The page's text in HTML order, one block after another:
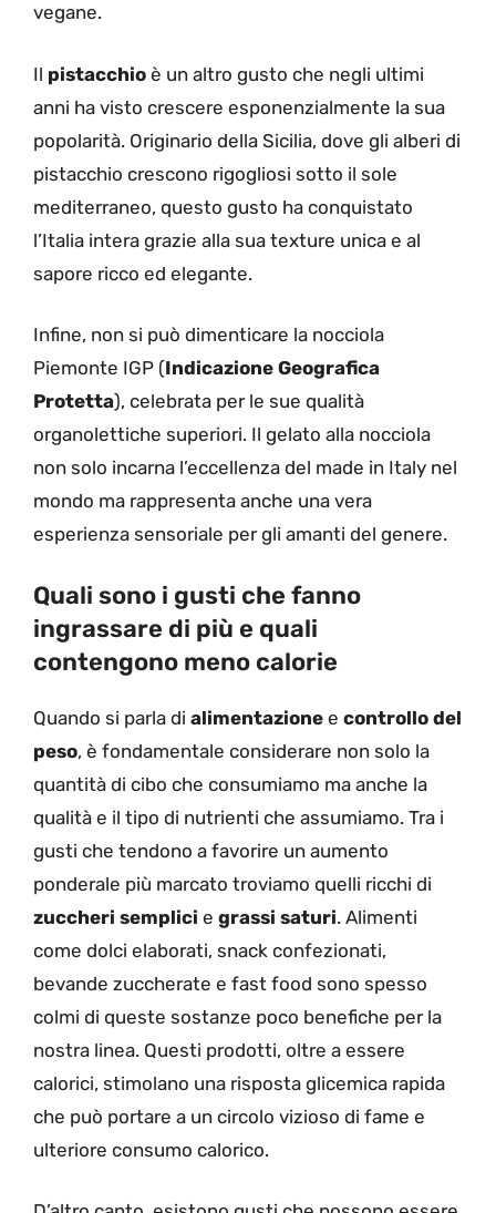
vegane.
Il pistacchio è un altro gusto che negli ultimi
anni ha visto crescere esponenzialmente la sua
popolarità. Originario della Sicilia, dove gli alberi di
pistacchio crescono rigogliosi sotto il sole
mediterraneo, questo gusto ha conquistato
l’Italia intera grazie alla sua texture unica e al
sapore ricco ed elegante.
Infine, non si può dimenticare la nocciola
Piemonte IGP (Indicazione Geografica
Protetta), celebrata per le sue qualità
organolettiche superiori. Il gelato alla nocciola
non solo incarna l’eccellenza del made in Italy nel
mondo ma rappresenta anche una vera
esperienza sensoriale per gli amanti del genere.
Quali sono i gusti che fanno
ingrassare di più e quali
contengono meno calorie
Quando si parla di alimentazione e controllo del
peso, è fondamentale considerare non solo la
quantità di cibo che consumiamo ma anche la
qualità e il tipo di nutrienti che assumiamo. Tra i
gusti che tendono a favorire un aumento
ponderale più marcato troviamo quelli ricchi di
zuccheri semplici e grassi saturi. Alimenti
come dolci elaborati, snack confezionati,
bevande zuccherate e fast food sono spesso
colmi di queste sostanze poco benefiche per la
nostra linea. Questi prodotti, oltre a essere
calorici, stimolano una risposta glicemica rapida
che può portare a un circolo vizioso di fame e
ulteriore consumo calorico.